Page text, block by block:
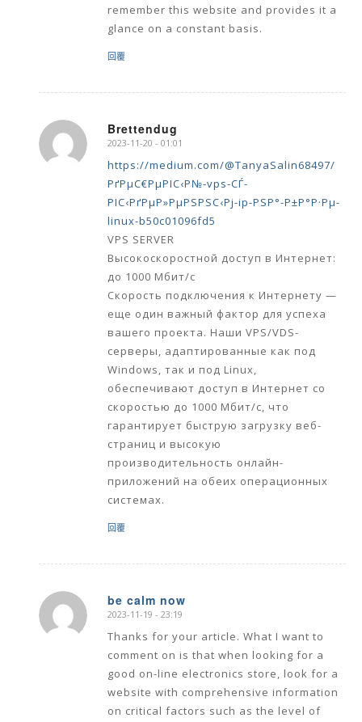
remember this website and provides it a
glance on a constant basis.
回覆
Brettendug
says:
2023-11-20 - 01:01
https://medium.com/@TanyaSalin68497/
РґРµС€РµРІС‹Р№-vps-СЃ-
РІС‹РґРµР»РµРЅРЅС‹Рј-ip-РЅР°-Р±Р°Р·Рµ-
linux-b50c01096fd5
VPS SERVER
Высокоскоростной доступ в Интернет:
до 1000 Мбит/с
Скорость подключения к Интернету —
еще один важный фактор для успеха
вашего проекта. Наши VPS/VDS-
серверы, адаптированные как под
Windows, так и под Linux,
обеспечивают доступ в Интернет со
скоростью до 1000 Мбит/с, что
гарантирует быструю загрузку веб-
страниц и высокую
производительность онлайн-
приложений на обеих операционных
системах.
回覆
be calm now
says:
2023-11-19 - 23:19
Thanks for your article. What I want to
comment on is that when looking for a
good on-line electronics store, look for a
website with comprehensive information
on critical factors such as the level of